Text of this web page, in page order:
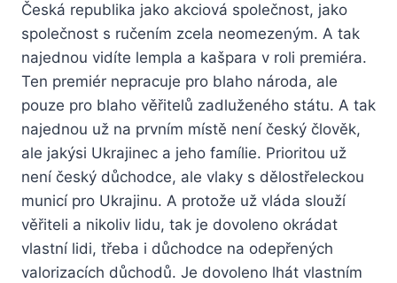
Česká republika jako akciová společnost, jako
společnost s ručením zcela neomezeným. A tak
najednou vidíte lempla a kašpara v roli premiéra.
Ten premiér nepracuje pro blaho národa, ale
pouze pro blaho věřitelů zadluženého státu. A tak
najednou už na prvním místě není český člověk,
ale jakýsi Ukrajinec a jeho famílie. Prioritou už
není český důchodce, ale vlaky s dělostřeleckou
municí pro Ukrajinu. A protože už vláda slouží
věřiteli a nikoliv lidu, tak je dovoleno okrádat
vlastní lidi, třeba i důchodce na odepřených
valorizacích důchodů. Je dovoleno lhát vlastním